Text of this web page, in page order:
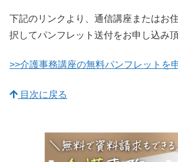
下記のリンクより、通信講座またはお
択してパンフレット送付をお申し込み頂
>>介護事務講座の無料パンフレットを
目次に戻る